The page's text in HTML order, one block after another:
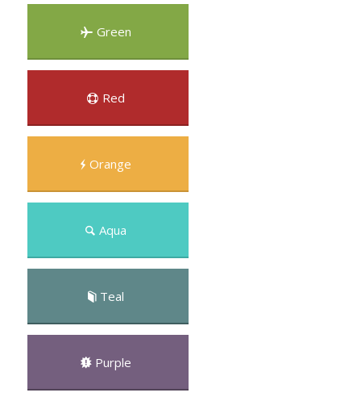
Green
Red
Orange
Aqua
Teal
Purple